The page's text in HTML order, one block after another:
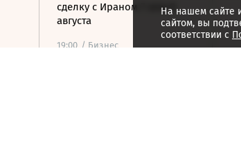
сделку с Ираном 7 или 8
августа
19:00 / Бизнес
На нашем сайте
сайтом, вы
соответствии с